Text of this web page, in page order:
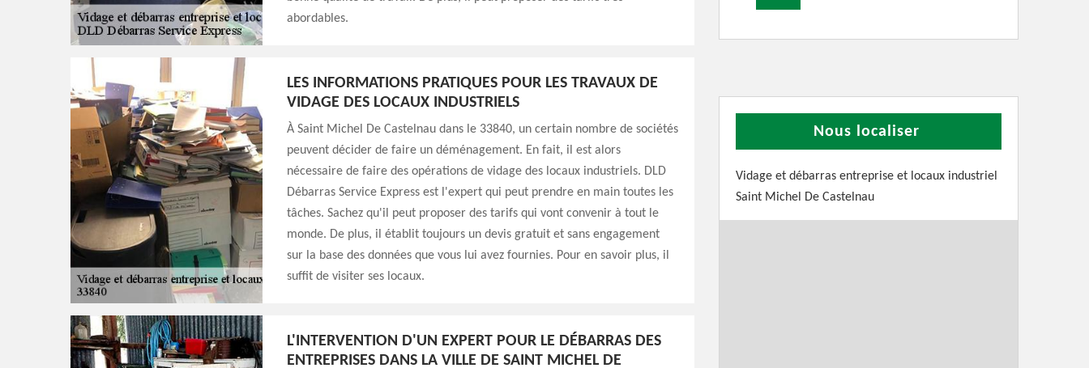
abordables.
LES INFORMATIONS PRATIQUES POUR LES TRAVAUX DE
VIDAGE DES LOCAUX INDUSTRIELS
À Saint Michel De Castelnau dans le 33840, un certain nombre de sociétés
peuvent décider de faire un déménagement. En fait, il est alors
nécessaire de faire des opérations de vidage des locaux industriels. DLD
Débarras Service Express est l'expert qui peut prendre en main toutes les
tâches. Sachez qu'il peut proposer des tarifs qui vont convenir à tout le
monde. De plus, il établit toujours un devis gratuit et sans engagement
sur la base des données que vous lui avez fournies. Pour en savoir plus, il
suffit de visiter ses locaux.
L'INTERVENTION D'UN EXPERT POUR LE DÉBARRAS DES
ENTREPRISES DANS LA VILLE DE SAINT MICHEL DE
Nous localiser
Vidage et débarras entreprise et locaux industriel
Saint Michel De Castelnau